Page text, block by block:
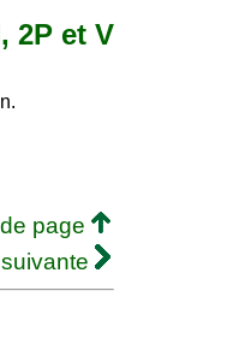
2P et V
page